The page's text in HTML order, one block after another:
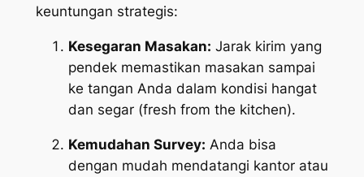
keuntungan strategis:
Kesegaran Masakan: Jarak kirim yang
pendek memastikan masakan sampai
ke tangan Anda dalam kondisi hangat
dan segar (fresh from the kitchen).
Kemudahan Survey: Anda bisa
dengan mudah mendatangi kantor atau